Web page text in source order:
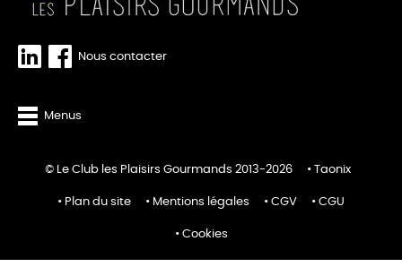
Nous contacter
Menus
© Le Club les Plaisirs Gourmands 2013-2026 Taonix
Plan du site Mentions légales CGV CGU
Cookies